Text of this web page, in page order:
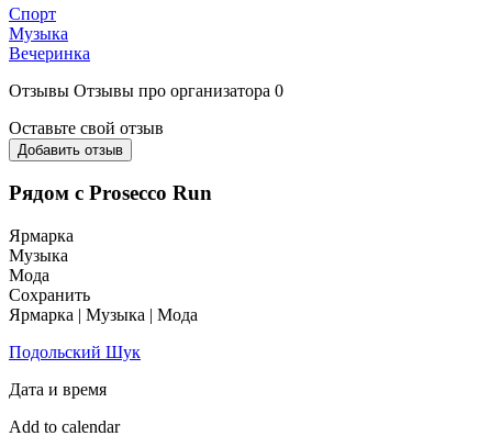
Спорт
Музыка
Вечеринка
Отзывы Отзывы про организатора 0
Оставьте свой отзыв
Добавить отзыв
Рядом с Prosecco Run
Ярмарка
Музыка
Мода
Сохранить
Ярмарка | Музыка | Мода
Подольский Шук
Дата и время
Add to calendar